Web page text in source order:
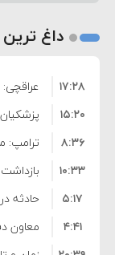
داغ
۱۱ درصدی ایران از خزر
۱۷:۲۸
است
۱۵:۲۰
ترامپ:
۸:۳۶
فساد و
۱۰:۳۳
حادثه
۵:۱۷
معاون
۴:۴۱